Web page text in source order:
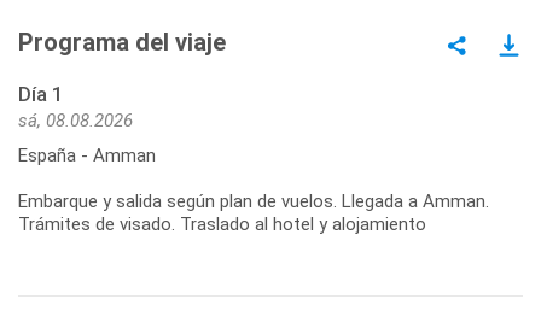
Programa del viaje
Día 1
sá, 08.08.2026
España - Amman
Embarque y salida según plan de vuelos. Llegada a Amman.
Trámites de visado. Traslado al hotel y alojamiento